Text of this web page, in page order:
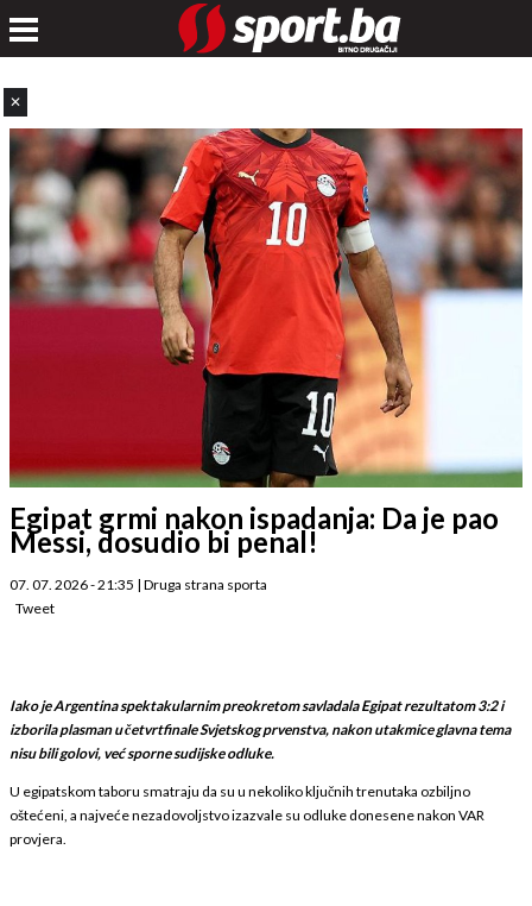
✕
Egipat grmi nakon ispadanja: Da je pao
Messi, dosudio bi penal!
07. 07. 2026 - 21:35 | Druga strana sporta
Tweet
Iako je Argentina spektakularnim preokretom savladala Egipat rezultatom 3:2 i
izborila plasman u četvrtfinale Svjetskog prvenstva, nakon utakmice glavna tema
nisu bili golovi, već sporne sudijske odluke.
U egipatskom taboru smatraju da su u nekoliko ključnih trenutaka ozbiljno
oštećeni, a najveće nezadovoljstvo izazvale su odluke donesene nakon VAR
provjera.